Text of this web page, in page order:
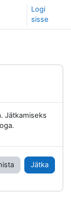
Logi
sisse
Jätkamiseks
Jätka